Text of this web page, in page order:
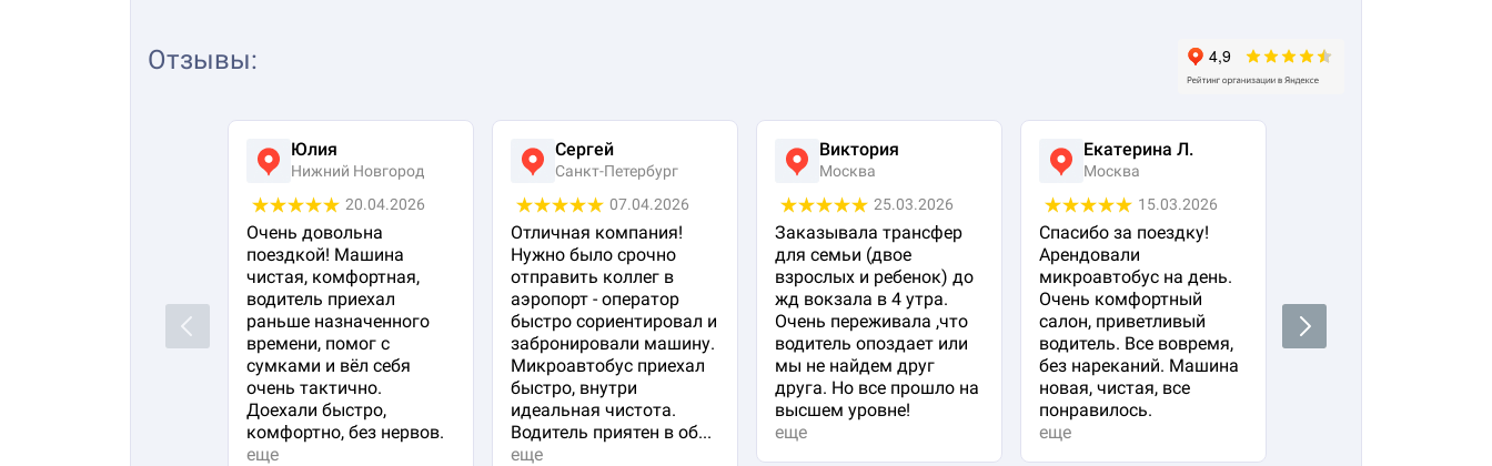
Отзывы:
Previous
Юлия
Нижний Новгород
20.04.2026
Очень довольна
поездкой! Машина
чистая, комфортная,
водитель приехал
раньше назначенного
времени, помог с
сумками и вёл себя
очень тактично.
Доехали быстро,
комфортно, без нервов.
еще
Сергей
Санкт-Петербург
07.04.2026
Отличная компания!
Нужно было срочно
отправить коллег в
аэропорт - оператор
быстро сориентировал и
забронировали машину.
Микроавтобус приехал
быстро, внутри
идеальная чистота.
Водитель приятен в об...
еще
Виктория
Москва
25.03.2026
Заказывала трансфер
для семьи (двое
взрослых и ребенок) до
жд вокзала в 4 утра.
Очень переживала ,что
водитель опоздает или
мы не найдем друг
друга. Но все прошло на
высшем уровне!
еще
Екатерина Л.
Москва
15.03.2026
Спасибо за поездку!
Арендовали
микроавтобус на день.
Очень комфортный
салон, приветливый
водитель. Все вовремя,
без нареканий. Машина
новая, чистая, все
понравилось.
еще
очень довольна!
Водитель водит очень
плавно и аккуратно,
Next